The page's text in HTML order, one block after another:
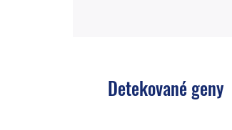
Detekované geny